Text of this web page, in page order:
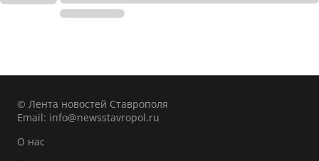
© Лента новостей Ставрополя
Email: info@newsstavropol.ru
О нас